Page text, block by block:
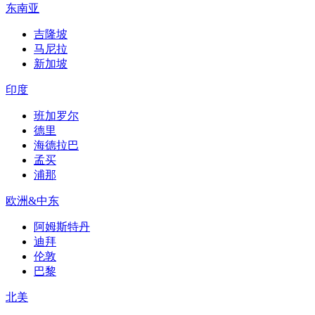
东南亚
吉隆坡
马尼拉
新加坡
印度
班加罗尔
德里
海德拉巴
孟买
浦那
欧洲&中东
阿姆斯特丹
迪拜
伦敦
巴黎
北美